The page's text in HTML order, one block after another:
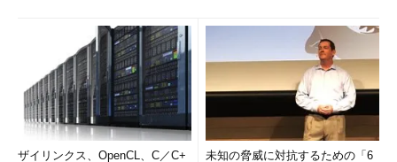
ザイリンクス、OpenCL、C／C+
未知の脅威に対抗するための「6